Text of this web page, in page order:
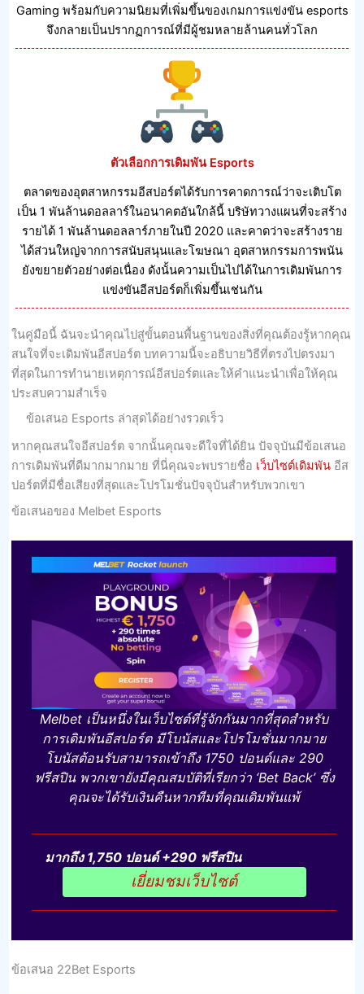
Gaming พร้อมกับความนิยมที่เพิ่มขึ้นของเกมการแข่งขัน esports
จึงกลายเป็นปรากฏการณ์ที่มีผู้ชมหลายล้านคนทั่วโลก
ตัวเลือกการเดิมพัน Esports
ตลาดของอุตสาหกรรมอีสปอร์ตได้รับการคาดการณ์ว่าจะเติบโต
เป็น 1 พันล้านดอลลาร์ในอนาคตอันใกล้นี้ บริษัทวางแผนที่จะสร้าง
รายได้ 1 พันล้านดอลลาร์ภายในปี 2020 และคาดว่าจะสร้างราย
ได้ส่วนใหญ่จากการสนับสนุนและโฆษณา อุตสาหกรรมการพนัน
ยังขยายตัวอย่างต่อเนื่อง ดังนั้นความเป็นไปได้ในการเดิมพันการ
แข่งขันอีสปอร์ตก็เพิ่มขึ้นเช่นกัน
ในคู่มือนี้ ฉันจะนําคุณไปสู่ขั้นตอนพื้นฐานของสิ่งที่คุณต้องรู้หากคุณ
สนใจที่จะเดิมพันอีสปอร์ต บทความนี้จะอธิบายวิธีที่ตรงไปตรงมา
ที่สุดในการทํานายเหตุการณ์อีสปอร์ตและให้คําแนะนําเพื่อให้คุณ
ประสบความสําเร็จ
ข้อเสนอ Esports ล่าสุดได้อย่างรวดเร็ว
หากคุณสนใจอีสปอร์ต จากนั้นคุณจะดีใจที่ได้ยิน ปัจจุบันมีข้อเสนอ
การเดิมพันที่ดีมากมากมาย ที่นี่คุณจะพบรายชื่อ เว็บไซต์เดิมพันอีส
ปอร์ตที่มีชื่อเสียงที่สุดและโปรโมชั่นปัจจุบันสําหรับพวกเขา
ข้อเสนอของ Melbet Esports
Melbet เป็นหนึ่งในเว็บไซต์ที่รู้จักกันมากที่สุดสําหรับ
การเดิมพันอีสปอร์ต มีโบนัสและโปรโมชั่นมากมาย
โบนัสต้อนรับสามารถเข้าถึง 1750 ปอนด์และ 290
ฟรีสปิน พวกเขายังมีคุณสมบัติที่เรียกว่า ‘Bet Back’ ซึ่ง
คุณจะได้รับเงินคืนหากทีมที่คุณเดิมพันแพ้
มากถึง 1,750 ปอนด์ +290 ฟรีสปิน
เยี่ยมชมเว็บไซต์
ข้อเสนอ 22Bet Esports